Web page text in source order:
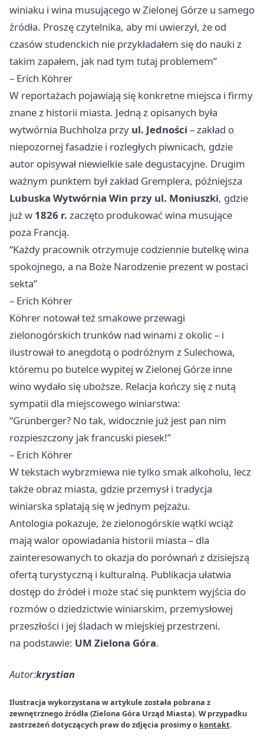
winiaku i wina musującego w Zielonej Górze u samego
źródła. Proszę czytelnika, aby mi uwierzył, że od
czasów studenckich nie przykładałem się do nauki z
takim zapałem, jak nad tym tutaj problemem”
– Erich Köhrer
W reportażach pojawiają się konkretne miejsca i firmy
znane z historii miasta. Jedną z opisanych była
wytwórnia Buchholza przy ul. Jedności – zakład o
niepozornej fasadzie i rozległych piwnicach, gdzie
autor opisywał niewielkie sale degustacyjne. Drugim
ważnym punktem był zakład Gremplera, późniejsza
Lubuska Wytwórnia Win przy ul. Moniuszki, gdzie
już w 1826 r. zaczęto produkować wina musujące
poza Francją.
“Każdy pracownik otrzymuje codziennie butelkę wina
spokojnego, a na Boże Narodzenie prezent w postaci
sekta”
– Erich Köhrer
Köhrer notował też smakowe przewagi
zielonogórskich trunków nad winami z okolic – i
ilustrował to anegdotą o podróżnym z Sulechowa,
któremu po butelce wypitej w Zielonej Górze inne
wino wydało się uboższe. Relacja kończy się z nutą
sympatii dla miejscowego winiarstwa:
“Grünberger? No tak, widocznie już jest pan nim
rozpieszczony jak francuski piesek!”
– Erich Köhrer
W tekstach wybrzmiewa nie tylko smak alkoholu, lecz
także obraz miasta, gdzie przemysł i tradycja
winiarska splatają się w jednym pejzażu.
Antologia pokazuje, że zielonogórskie wątki wciąż
mają walor opowiadania historii miasta – dla
zainteresowanych to okazja do porównań z dzisiejszą
ofertą turystyczną i kulturalną. Publikacja ułatwia
dostęp do źródeł i może stać się punktem wyjścia do
rozmów o dziedzictwie winiarskim, przemysłowej
przeszłości i jej śladach w miejskiej przestrzeni.
na podstawie: UM Zielona Góra.
Autor:krystian
Ilustracja wykorzystana w artykule została pobrana z
zewnętrznego źródła (Zielona Góra Urząd Miasta). W przypadku
zastrzeżeń dotyczących praw do zdjęcia prosimy o kontakt.